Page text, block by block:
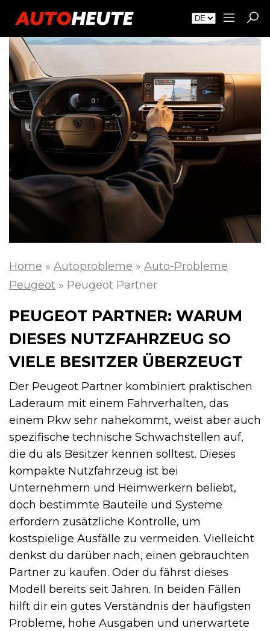
Home » Autoprobleme » Auto-Probleme
Peugeot » Peugeot Partner
PEUGEOT PARTNER: WARUM
DIESES NUTZFAHRZEUG SO
VIELE BESITZER ÜBERZEUGT
Der Peugeot Partner kombiniert praktischen
Laderaum mit einem Fahrverhalten, das
einem Pkw sehr nahekommt, weist aber auch
spezifische technische Schwachstellen auf,
die du als Besitzer kennen solltest. Dieses
kompakte Nutzfahrzeug ist bei
Unternehmern und Heimwerkern beliebt,
doch bestimmte Bauteile und Systeme
erfordern zusätzliche Kontrolle, um
kostspielige Ausfälle zu vermeiden. Vielleicht
denkst du darüber nach, einen gebrauchten
Partner zu kaufen. Oder du fährst dieses
Modell bereits seit Jahren. In beiden Fällen
hilft dir ein gutes Verständnis der häufigsten
Probleme, hohe Ausgaben und unerwartete